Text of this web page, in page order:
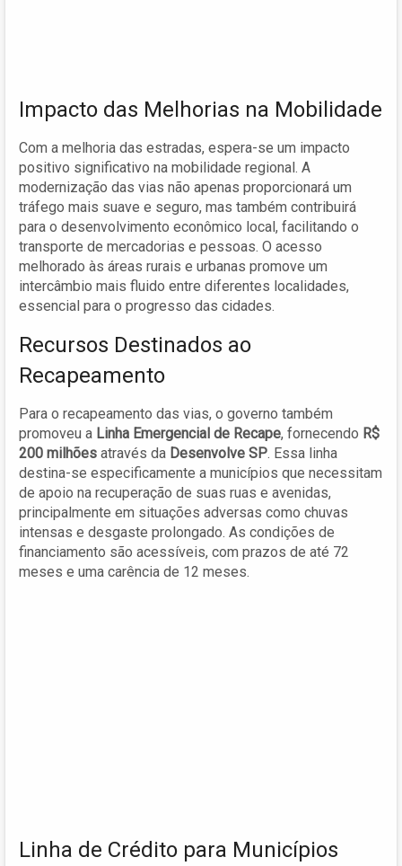
Impacto das Melhorias na Mobilidade
Com a melhoria das estradas, espera-se um impacto
positivo significativo na mobilidade regional. A
modernização das vias não apenas proporcionará um
tráfego mais suave e seguro, mas também contribuirá
para o desenvolvimento econômico local, facilitando o
transporte de mercadorias e pessoas. O acesso
melhorado às áreas rurais e urbanas promove um
intercâmbio mais fluido entre diferentes localidades,
essencial para o progresso das cidades.
Recursos Destinados ao
Recapeamento
Para o recapeamento das vias, o governo também
promoveu a Linha Emergencial de Recape, fornecendo R$
200 milhões através da Desenvolve SP. Essa linha
destina-se especificamente a municípios que necessitam
de apoio na recuperação de suas ruas e avenidas,
principalmente em situações adversas como chuvas
intensas e desgaste prolongado. As condições de
financiamento são acessíveis, com prazos de até 72
meses e uma carência de 12 meses.
Linha de Crédito para Municípios